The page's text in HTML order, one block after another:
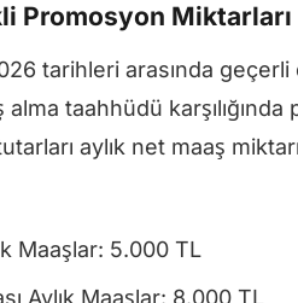
Promosyon Miktarları
tarihleri arasında
alma taahhüdü
aylık net maaş
Maaşlar: 5.000 TL
Aylık Maaşlar: 8.000 TL